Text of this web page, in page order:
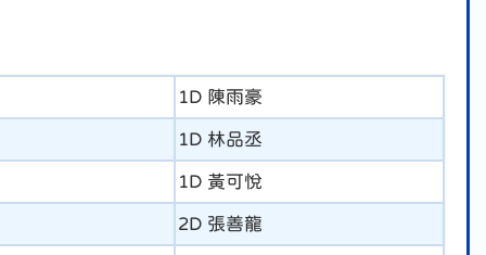
1D 陳雨豪
1D 林品丞
1D 黃可悅
2D 張善龍